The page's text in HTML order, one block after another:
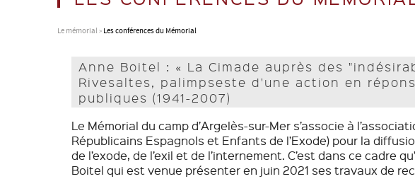
enfants
Documents
du camp
Documents
Le mémorial Les conférences du Mémorial
Anne Boitel : « La Cimade auprès des
Rivesaltes, palimpseste d'une action en
publiques (1941-2007)
Le Mémorial du camp d’Argelès-sur-Mer s’associe à
Républicains Espagnols et Enfants de l’Exode) pour la
de l’exode, de l’exil et de l’internement. C’est dans ce cadre
Boitel qui est venue présenter en juin 2021 ses travaux de